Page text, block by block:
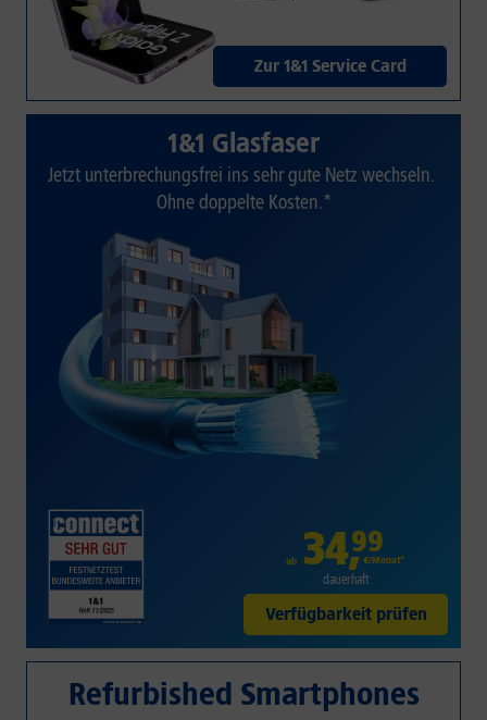
Zur 1&1 Service Card
1&1 Glasfaser
Jetzt unterbrechungsfrei ins sehr gute Netz wechseln.
Ohne doppelte Kosten.*
ab 34,99
€/Monat*
dauerhaft
Verfügbarkeit prüfen
Refurbished Smartphones